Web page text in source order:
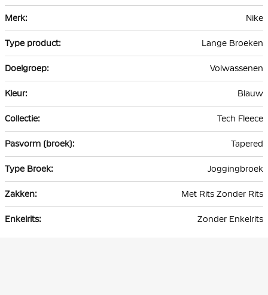
informatie
Nike
Lange Broeken
Volwassenen
Blauw
Tech Fleece
Tapered
Joggingbroek
Met Rits Zonder Rits
Zonder Enkelrits